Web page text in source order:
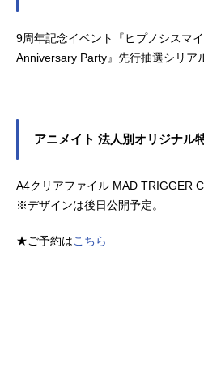
9周年記念イベント『ヒプノシスマ
Anniversary Party』先行抽選シリア
アニメイト 法人別オリジナル
A4クリアファイル MAD TRIGGER
※デザインは後日公開予定。
★ご予約はこちら